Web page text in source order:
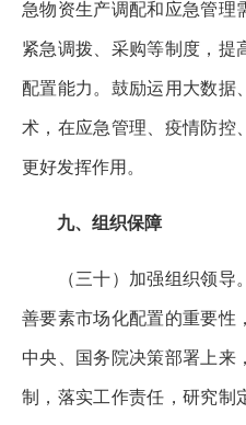
急物资生产调配和应急管理
紧急调拨、采购等制度，提
配置能力。鼓励运用大数据
术，在应急管理、疫情防控
更好发挥作用。
九、组织保障
（三十）加强组织领导
善要素市场化配置的重要性
中央、国务院决策部署上来
制，落实工作责任，研究制